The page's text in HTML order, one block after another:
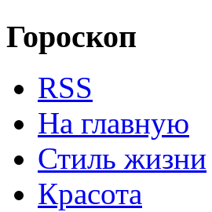
Гороскоп
RSS
На главную
Стиль жизни
Красота